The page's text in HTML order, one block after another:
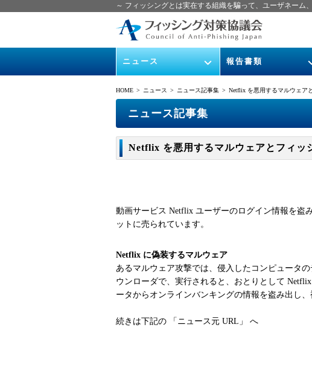
～ フィッシングとは実在する組織を騙って、ユーザネー
ニュース
緊急情報
協議会からのお知らせ
ニュース記事集
報告書類
ガイドライン
協議会WG報告書
HOME > ニュース > ニュース記事集 > Netflix を悪用するマルウェア
ニュース記事集
Netflix を悪用するマルウェアとフィッ
動画サービス Netflix ユーザーのログイン情報を盗
ットに売られています。
Netflix に偽装するマルウェア
あるマルウェア攻撃では、侵入したコンピュータ
ウンローダで、実行されると、おとりとして
ータからオンラインバンキングの情報を盗み出し
続きは下記の 「ニュース元 URL」 へ